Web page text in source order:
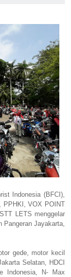
Indonesia (BFCI),
PPHKI, VOX POINT
LETS menggelar
Pangeran Jayakarta,
gede, motor kecil
Selatan, HDCI
Indonesia, N- Max